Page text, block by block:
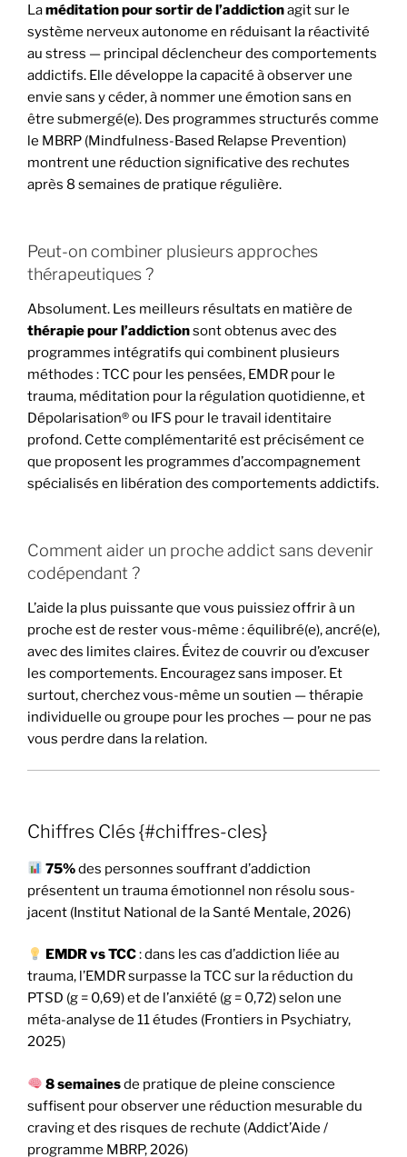
Laméditation pour sortir de l’addictionagit sur le
système nerveux autonome en réduisant la réactivité
au stress — principal déclencheur des comportements
addictifs. Elle développe la capacité à observer une
envie sans y céder, à nommer une émotion sans en
être submergé(e). Des programmes structurés comme
le MBRP (Mindfulness-Based Relapse Prevention)
montrent une réduction significative des rechutes
après 8 semaines de pratique régulière.
Peut-on combiner plusieurs approches
thérapeutiques ?
Absolument. Les meilleurs résultats en matière de
thérapie pour l’addictionsont obtenus avec des
programmes intégratifs qui combinent plusieurs
méthodes : TCC pour les pensées, EMDR pour le
trauma, méditation pour la régulation quotidienne, et
Dépolarisation® ou IFS pour le travail identitaire
profond. Cette complémentarité est précisément ce
que proposent les programmes d’accompagnement
spécialisés en libération des comportements addictifs.
Comment aider un proche addict sans devenir
codépendant ?
L’aide la plus puissante que vous puissiez offrir à un
proche est de rester vous-même : équilibré(e), ancré(e),
avec des limites claires. Évitez de couvrir ou d’excuser
les comportements. Encouragez sans imposer. Et
surtout, cherchez vous-même un soutien — thérapie
individuelle ou groupe pour les proches — pour ne pas
vous perdre dans la relation.
Chiffres Clés {#chiffres-cles}
75%des personnes souffrant d’addiction
présentent un trauma émotionnel non résolu sous-
jacent (Institut National de la Santé Mentale, 2026)
EMDR vs TCC: dans les cas d’addiction liée au
trauma, l’EMDR surpasse la TCC sur la réduction du
PTSD (g = 0,69) et de l’anxiété (g = 0,72) selon une
méta-analyse de 11 études (Frontiers in Psychiatry,
2025)
8 semainesde pratique de pleine conscience
suffisent pour observer une réduction mesurable du
craving et des risques de rechute (Addict’Aide /
programme MBRP, 2026)